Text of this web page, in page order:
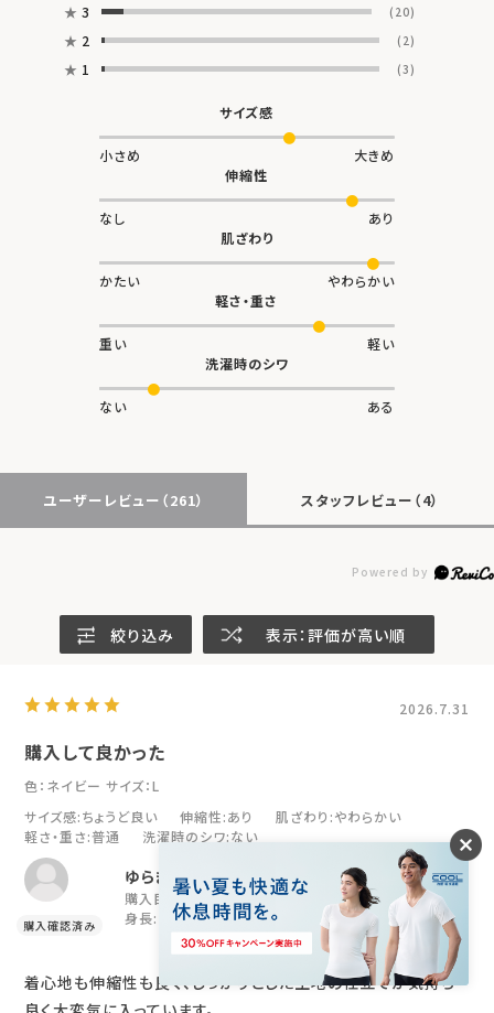
★ 3 (20)
★ 2 (2)
★ 1 (3)
サイズ感
小さめ
大きめ
伸縮性
なし
あり
肌ざわり
かたい
やわらかい
軽さ・重さ
重い
軽い
洗濯時のシワ
ない ある
ユーザーレビュー （261） スタッフレビュー （4）
絞り込み 表示：評価が高い順
2026.7.31
購入して良かった
色：ネイビー サイズ：L
サイズ感:ちょうど良い 伸縮性:あり 肌ざわり :やわらかい
軽さ・重さ:普通 洗濯時のシワ:ない
ゆらまお
購入目的:疲労回復 年代:50代 性別: 男性
身長:
166～170cm
着心地も伸縮性も良く、しっかりとした生地の仕立てが気持ち